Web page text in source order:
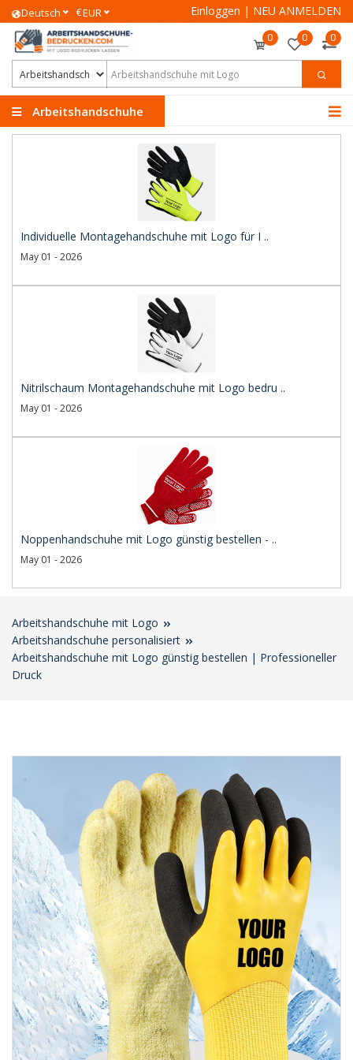
Deutsch €EUR Einloggen | NEU ANMELDEN
0 0 0
Arbeitshandschuhe
Individuelle Montagehandschuhe mit Logo für I ..
May 01 - 2026
Nitrilschaum Montagehandschuhe mit Logo bedru ..
May 01 - 2026
Noppenhandschuhe mit Logo günstig bestellen - ..
May 01 - 2026
Arbeitshandschuhe mit Logo
Arbeitshandschuhe personalisiert
Arbeitshandschuhe mit Logo günstig bestellen | Professioneller
Druck